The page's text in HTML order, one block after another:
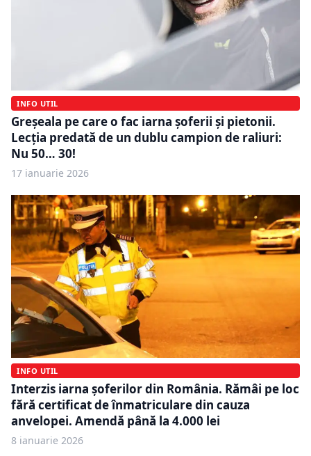
INFO UTIL
Greșeala pe care o fac iarna șoferii și pietonii.
Lecția predată de un dublu campion de raliuri:
Nu 50… 30!
17 ianuarie 2026
INFO UTIL
Interzis iarna șoferilor din România. Rămâi pe loc
fără certificat de înmatriculare din cauza
anvelopei. Amendă până la 4.000 lei
8 ianuarie 2026